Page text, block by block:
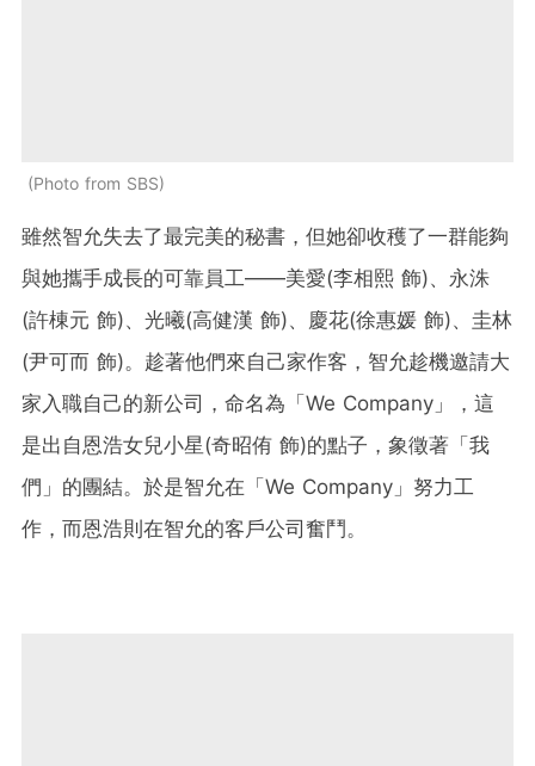
Photo from SBS
雖然智允失去了最完美的秘書，但她卻收穫了一群能夠
與她攜手成長的可靠員工——美愛(李相熙 飾)、永洙
(許棟元 飾)、光曦(高健漢 飾)、慶花(徐惠媛 飾)、圭林
(尹可而 飾)。趁著他們來自己家作客，智允趁機邀請大
家入職自己的新公司，命名為「We Company」，這
是出自恩浩女兒小星(奇昭侑 飾)的點子，象徵著「我
們」的團結。於是智允在「We Company」努力工
作，而恩浩則在智允的客戶公司奮鬥。